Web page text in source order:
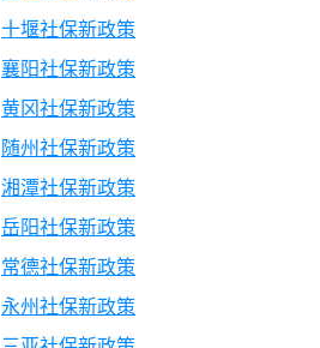
十堰社保新政策
襄阳社保新政策
黄冈社保新政策
随州社保新政策
湘潭社保新政策
岳阳社保新政策
常德社保新政策
永州社保新政策